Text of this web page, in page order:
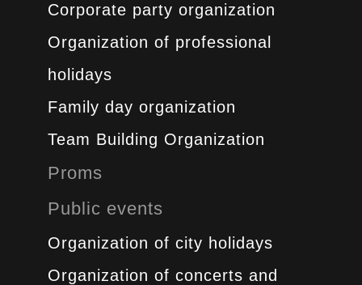
Corporate party organization
Organization of professional
holidays
Family day organization
Team Building Organization
Proms
Public events
Organization of city holidays
Organization of concerts and